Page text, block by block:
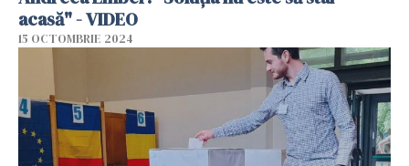
acasă" - VIDEO
15 OCTOMBRIE 2024